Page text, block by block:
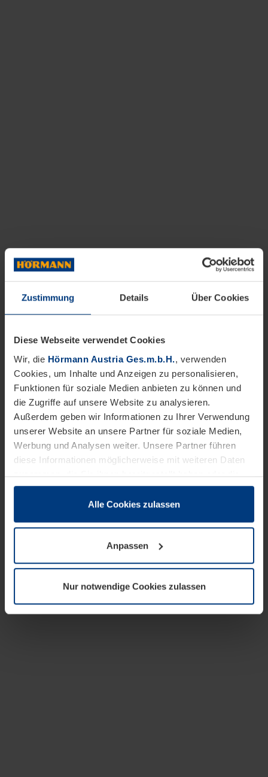
Zustimmung Details Über Cookies
Diese Webseite verwendet Cookies
Wir, die Hörmann Austria Ges.m.b.H., verwenden
Cookies, um Inhalte und Anzeigen zu personalisieren,
Funktionen für soziale Medien anbieten zu können und
die Zugriffe auf unsere Website zu analysieren.
Außerdem geben wir Informationen zu Ihrer Verwendung
unserer Website an unsere Partner für soziale Medien,
Werbung und Analysen weiter. Unsere Partner führen
diese Informationen möglicherweise mit weiteren Daten
zusammen, die Sie ihnen bereitgestellt haben oder die
sie im Rahmen Ihrer Nutzung der Dienste gesammelt
wenn diese für den Betrieb dieser Seite unbedingt
notwendig sind. Für alle anderen Cookie-Typen benötigen
wir Ihre Erlaubnis. Ihre Einwilligung können Sie jederzeit
Datenschutzerklärungunserer Website ändern oder
widerrufen.
Alle Cookies zulassen
Anpassen
Nur notwendige Cookies zulassen